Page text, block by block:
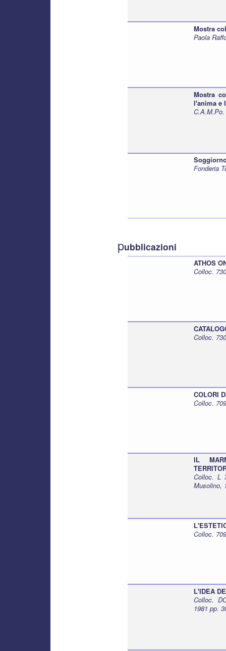
Mostra
Paola
Mostra
l'anima e
Fonderia
pubblicazioni
ATHOS
Colloc.
Colloc.
COLORI
Colloc.
IL
Colloc. L
Musolino,
Colloc.
L'IDEA
Colloc.
1981 pp.